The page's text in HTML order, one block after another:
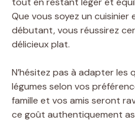
Que vous soyez un cuisinier
débutant, vous réussirez
délicieux plat.
N’hésitez pas à adapter
légumes selon vos
famille et vos amis seront
ce goût authentiquement